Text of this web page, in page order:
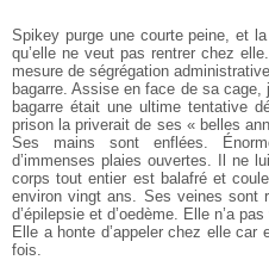
Spikey purge une courte peine, et
qu’elle ne veut pas rentrer chez
mesure de ségrégation
bagarre. Assise en face de sa
bagarre était une ultime tentative
prison la priverait de ses « belles
Ses mains sont enflées.
d’immenses plaies ouvertes. Il ne
corps tout entier est balafré et
environ vingt ans. Ses veines sont
d’épilepsie et d’oedème. Elle n’a
Elle a honte d’appeler chez elle
fois.